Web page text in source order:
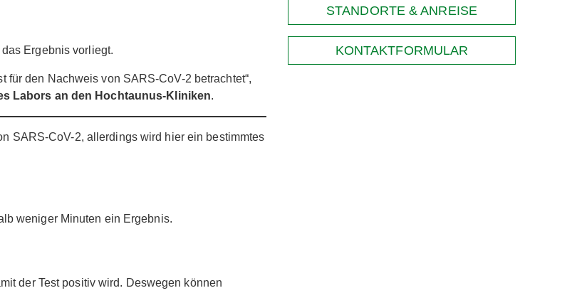
Ergebnis vorliegt.
den Nachweis von SARS-CoV-2 betrachtet“,
Labors an den Hochtaunus-Kliniken.
SARS-CoV-2, allerdings wird hier ein bestimmtes
weniger Minuten ein Ergebnis.
der Test positiv wird. Deswegen können
STANDORTE & ANREISE
KONTAKTFORMULAR